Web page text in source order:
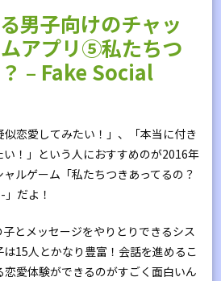
男子向けのチャッ
ムアプリ⑤私たちつ
– Fake Social
似恋愛してみたい！」、「本当に付き
！」という人におすすめのが2016年
ルゲーム「私たちつきあってるの？
だよ！
とメッセージをやりとりできるシス
15人とかなり豊富！会話を進めるこ
恋愛体験ができるのがすごく面白いん